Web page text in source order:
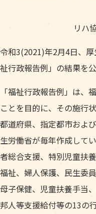
リハ
令和3(2021)年2月4日、
祉行政報告例」の結果を
「福祉行政報告例」は、
ことを目的に、その施行
都道府県、指定都市およ
生労働省が毎年作成して
者総合支援、特別児童扶
福祉、婦人保護、民生委
母子保健、児童扶養手当
邦人等支援給付等の13の